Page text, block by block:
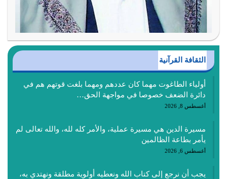
الثقافة القرآنية
أولياء الطاغوت مهما كان عددهم ومهما بلغت قوتهم هم في
دائرة الضعف خصوصا في مواجهة الحق…
أغسطس 8, 2026
مسيرة الدين هي مسيرة عملية، والأمر كله لله، والله تعالى لم
يأمر بطاعة الظالمين
أغسطس 6, 2026
يجب أن نرجع إلى كتاب الله ونعطيه أولوية مطلقة ونهتدي به،